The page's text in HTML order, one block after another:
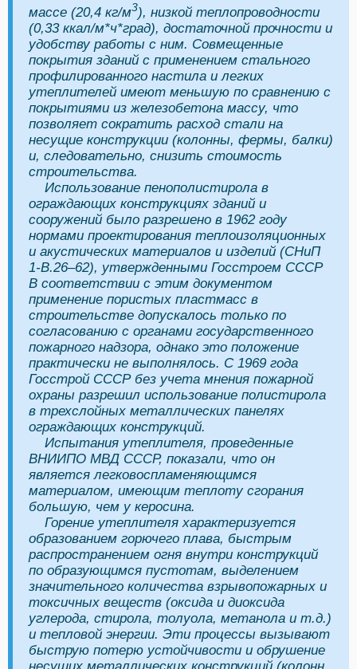
массе (20,4 кг/м3), низкой теплопроводности
(0,33 ккал/м*ч*град), достаточной прочности и
удобству работы с ним. Совмещенные
покрытия зданий с применением стального
профилированного настила и легких
утеплителей имеют меньшую по сравнению с
покрытиями из железобетона массу, что
позволяет сократить расход стали на
несущие конструкции (колонны, фермы, балки)
и, следовательно, снизить стоимость
строительства.
Использование пенополистирола в
ограждающих конструкциях зданий и
сооружений было разрешено в 1962 году
нормами проектирования теплоизоляционных
и акустических материалов и изделий (СНиП
1-В.26–62), утвержденными Госстроем СССР
В соответствии с этим документом
применение пористых пластмасс в
строительстве допускалось только по
согласованию с органами государственного
пожарного надзора, однако это положение
практически не выполнялось. С 1969 года
Госстрой СССР без учета мнения пожарной
охраны разрешил использование полистирола
в трехслойных металлических панелях
ограждающих конструкций.
Испытания утеплителя, проведенные
ВНИИПО МВД СССР, показали, что он
является легковоспламеняющимся
материалом, имеющим теплоту сгорания
большую, чем у керосина.
Горение утеплителя характеризуется
образованием горючего плава, быстрым
распространением огня внутри конструкций
по образующимся пустотам, выделением
значительного количества взрывопожарных и
токсичных веществ (оксида и диоксида
углерода, стирола, толуола, метанола и т.д.)
и тепловой энергии. Эти процессы вызывают
быструю потерю устойчивости и обрушение